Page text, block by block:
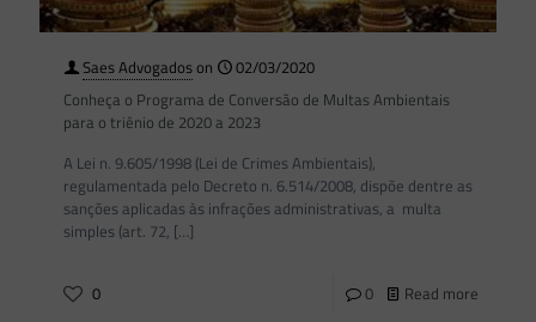
Saes Advogadoson
02/03/2020
Conheça o Programa de Conversão de Multas Ambientais
para o triênio de 2020 a 2023
A Lei n. 9.605/1998 (Lei de Crimes Ambientais),
regulamentada pelo Decreto n. 6.514/2008, dispõe dentre as
sanções aplicadas às infrações administrativas, a multa
simples (art. 72, […]
0 0 Read more